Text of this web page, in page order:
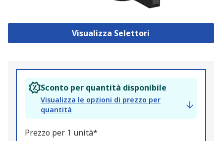
Visualizza Selettori
Sconto per quantità disponibile
Visualizza le opzioni di prezzo per
quantità
Prezzo per 1 unità*